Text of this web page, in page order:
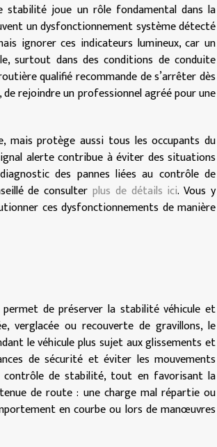
joue un rôle fondamental dans la
un dysfonctionnement système détecté
ignorer ces indicateurs lumineux, car un
surtout dans des conditions de conduite
qualifié recommande de s’arrêter dès
rejoindre un professionnel agréé pour une
mais protège aussi tous les occupants du
alerte contribue à éviter des situations
des pannes liées au contrôle de
de consulterplus de détails ici. Vous y
ces dysfonctionnements de manière
de préserver la stabilité véhicule et
verglacée ou recouverte de gravillons, le
le véhicule plus sujet aux glissements et
de sécurité et éviter les mouvements
contrôle de stabilité, tout en favorisant la
de route : une charge mal répartie ou
en courbe ou lors de manœuvres